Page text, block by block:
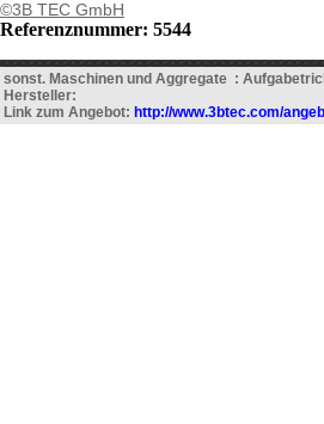
©3B TEC GmbH
Referenznummer: 5544
sonst. Maschinen und Aggregate :
Hersteller:
Link zum Angebot: http://www.3btec.com/